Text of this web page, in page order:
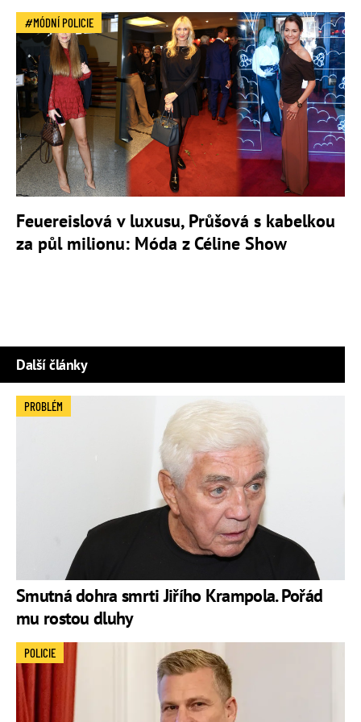
MÓDNÍ POLICIE
Feuereislová v luxusu, Průšová s kabelkou
za půl milionu: Móda z Céline Show
Další články
Smutná dohra smrti Jiřího Krampola. Pořád
mu rostou dluhy
PROBLÉM
POLICIE